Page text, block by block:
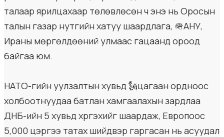
талаар ярилцахаар төлөвлөсөн ч энэ нь Оросын
талын газар нутгийн хатуу шаардлага, 🪖АНУ,
Ираны мөргөлдөөний улмаас гацаанд ороод
байгаа юм.
НАТО-гийн уулзалтын хувьд 🗽цагаан ордноос
холбоотнуудаа батлан хамгаалахын зардлаа
ДНБ-ийн 5 хувьд хүргэхийг шаардаж, Европоос
5,000 цэргээ татах шийдвэр гаргасан нь асуудал